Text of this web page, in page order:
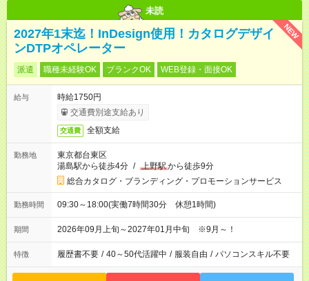
未読
NEW
2027年1末迄！InDesign使用！カタログデザイ
ンDTPオペレーター
派遣 職種未経験OK ブランクOK WEB登録・面接OK
給与
時給1750円
交通費別途支給あり
交通費 全額支給
勤務地
東京都台東区
湯島駅から徒歩4分 / 上野駅から徒歩9分
総合カタログ・ブランディング・プロモーションサービス
勤務時間 09:30～18:00(実働7時間30分 休憩1時間)
期間 2026年09月上旬～2027年01月中旬 ※9月～！
特徴 履歴書不要 / 40～50代活躍中 / 服装自由 / パソコンスキル不要